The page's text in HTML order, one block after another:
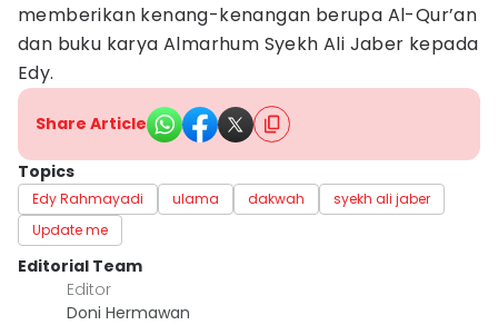
memberikan kenang-kenangan berupa Al-Qur’an
dan buku karya Almarhum Syekh Ali Jaber kepada
Edy.
Share Article
Topics
Edy Rahmayadi ulama dakwah
syekh ali jaber
Update me
Editorial Team
Editor
Doni Hermawan